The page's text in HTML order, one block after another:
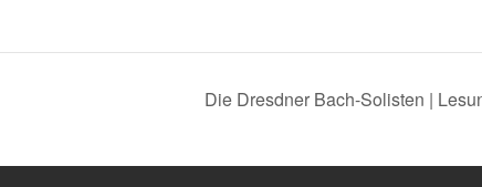
Die Dresdner Bach-Solisten |